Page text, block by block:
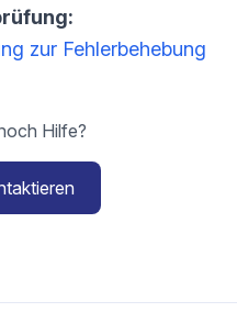
zur Fehlerbehebung
Hilfe?